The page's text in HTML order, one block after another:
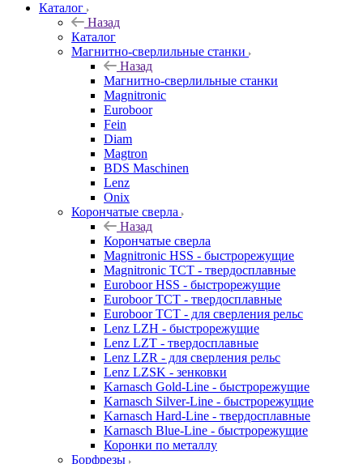
Каталог
Назад
Каталог
Магнитно-сверлильные станки
Назад
Магнитно-сверлильные станки
Magnitronic
Euroboor
Fein
Diam
Magtron
BDS Maschinen
Lenz
Onix
Корончатые сверла
Назад
Корончатые сверла
Magnitronic HSS - быстрорежущие
Magnitronic TCT - твердосплавные
Euroboor HSS - быстрорежущие
Euroboor TCT - твердосплавные
Euroboor TCT - для сверления рельс
Lenz LZH - быстрорежущие
Lenz LZT - твердосплавные
Lenz LZR - для сверления рельс
Lenz LZSK - зенковки
Karnasch Gold-Line - быстрорежущие
Karnasch Silver-Line - быстрорежущие
Karnasch Hard-Line - твердосплавные
Karnasch Blue-Line - быстрорежущие
Коронки по металлу
Борфрезы